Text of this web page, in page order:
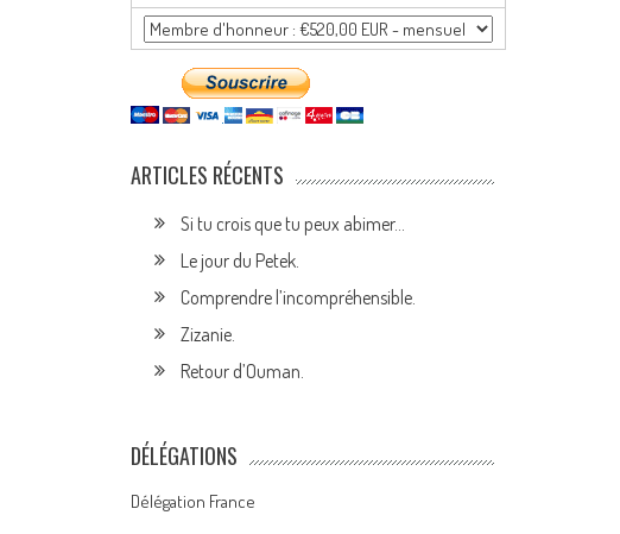
ARTICLES RÉCENTS
Si tu crois que tu peux abimer…
Le jour du Petek.
Comprendre l’incompréhensible.
Zizanie.
Retour d’Ouman.
DÉLÉGATIONS
Délégation France